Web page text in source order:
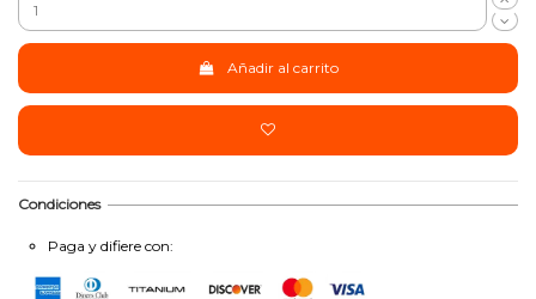
Añadir al carrito
Condiciones
Paga y difiere con: